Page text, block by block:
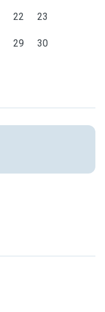
22 23
29 30